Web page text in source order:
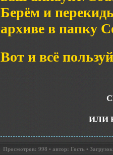
Берём и
архиве в папку
Вот и всё
ИЛИ
Просмотров: 998 • автор: Гость •